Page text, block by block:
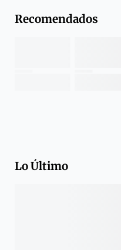
Recomendados
Lo Último